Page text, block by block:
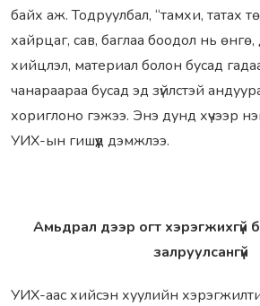
байх аж. Тодруулбал, “тамхи, татах
хайрцаг, сав, баглаа боодол нь өнгө,
хийцлэл, материал болон бусад
чанараараа бусад эд зүйлстэй
хориглоно гэжээ. Энэ дунд хүчээр
УИХ-ын гишүүд дэмжлээ.
Амьдрал дээр огт хэрэгжихгүй
залруулсангүй
УИХ-аас хийсэн хуулийн